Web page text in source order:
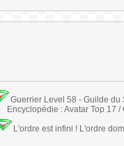
Guerrier Level 58 - Guilde
Encyclopédie : Avatar Top 17 /
L'ordre est infini ! L'ordre